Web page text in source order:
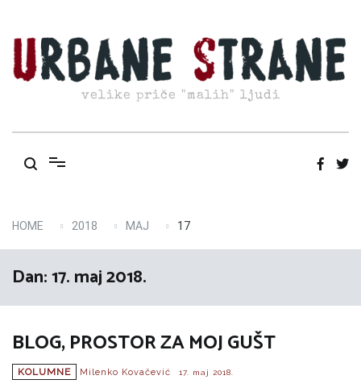
content
velike priče "malih" ljudi
HOME 2018 MAJ 17
Dan:17. maj 2018.
BLOG, PROSTOR ZA MOJ GUŠT
KOLUMNE Milenko Kovačević 17. maj 2018.